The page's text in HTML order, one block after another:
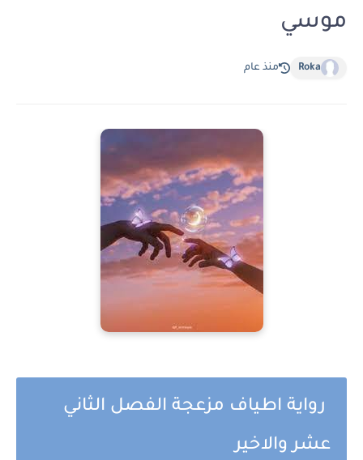
موسي
Roka منذ عام
رواية اطياف مزعجة الفصل الثاني
عشر والاخير